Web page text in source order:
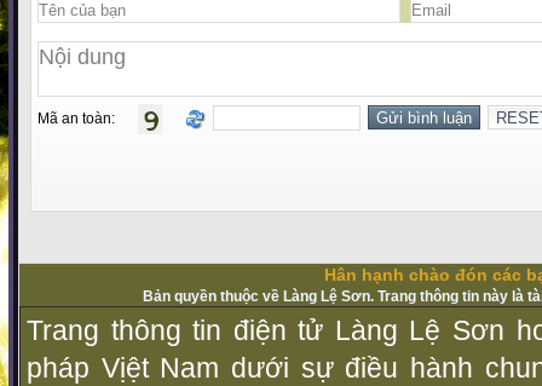
Mã an toàn:
Hân hạnh chào đón các
Bản quyền thuộc về Làng Lệ Sơn. Trang thông tin này là
Trang thông tin điện tử Làng Lệ Sơn
pháp Vịệt Nam dưới sự điều hành